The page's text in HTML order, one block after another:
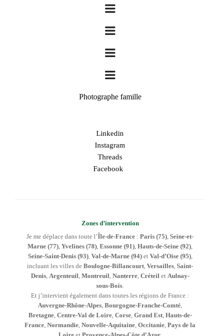
Photographe famille
Linkedin
Instagram
Threads
Facebook
Zones d’intervention
Je me déplace dans toute l’Île-de-France : Paris (75) Seine-et-
Marne (77) Yvelines (78) Essonne (91) Hauts-de-Seine (92)
Seine-Saint-Denis (93), Val-de-Marne (94)et Val-d’Oise (95),
incluant les villes de Boulogne-Billancourt Versailles Saint-
Denis, Argenteuil Montreuil Nanterre, Créteil et Aulnay-
sous-Bois
Et j’intervient également dans toutes les régions de France :
Auvergne-Rhône-Alpes Bourgogne-Franche-Comté
Bretagne, Centre-Val de Loire, Corse, Grand Est, Hauts-de-
France Normandie Nouvelle-Aquitaine Occitanie Pays de la